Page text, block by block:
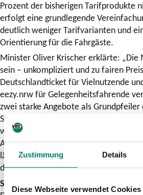
Zustimmung Details
Diese Webseite verwendet Cookies
Prozent der bisherigen Tarifprodukte
erfolgt eine grundlegende
deutlich weniger Tarifvarianten und
Orientierung für die Fahrgäste.
Minister Oliver Krischer erklärte:
sein – unkompliziert und zu fairen
Deutschlandticket für Vielnutzende
eezy.nrw für Gelegenheitsfahrende
zwei starke Angebote als
Systems. Wer sich in diesen beiden
wiederfindet, hat nun im
Alternative, die die Region noch
lässt. Einfache und transparente Tarife
die Fahrgäste wollen.“
Schulterschluss im Sinne der Fahrgäste